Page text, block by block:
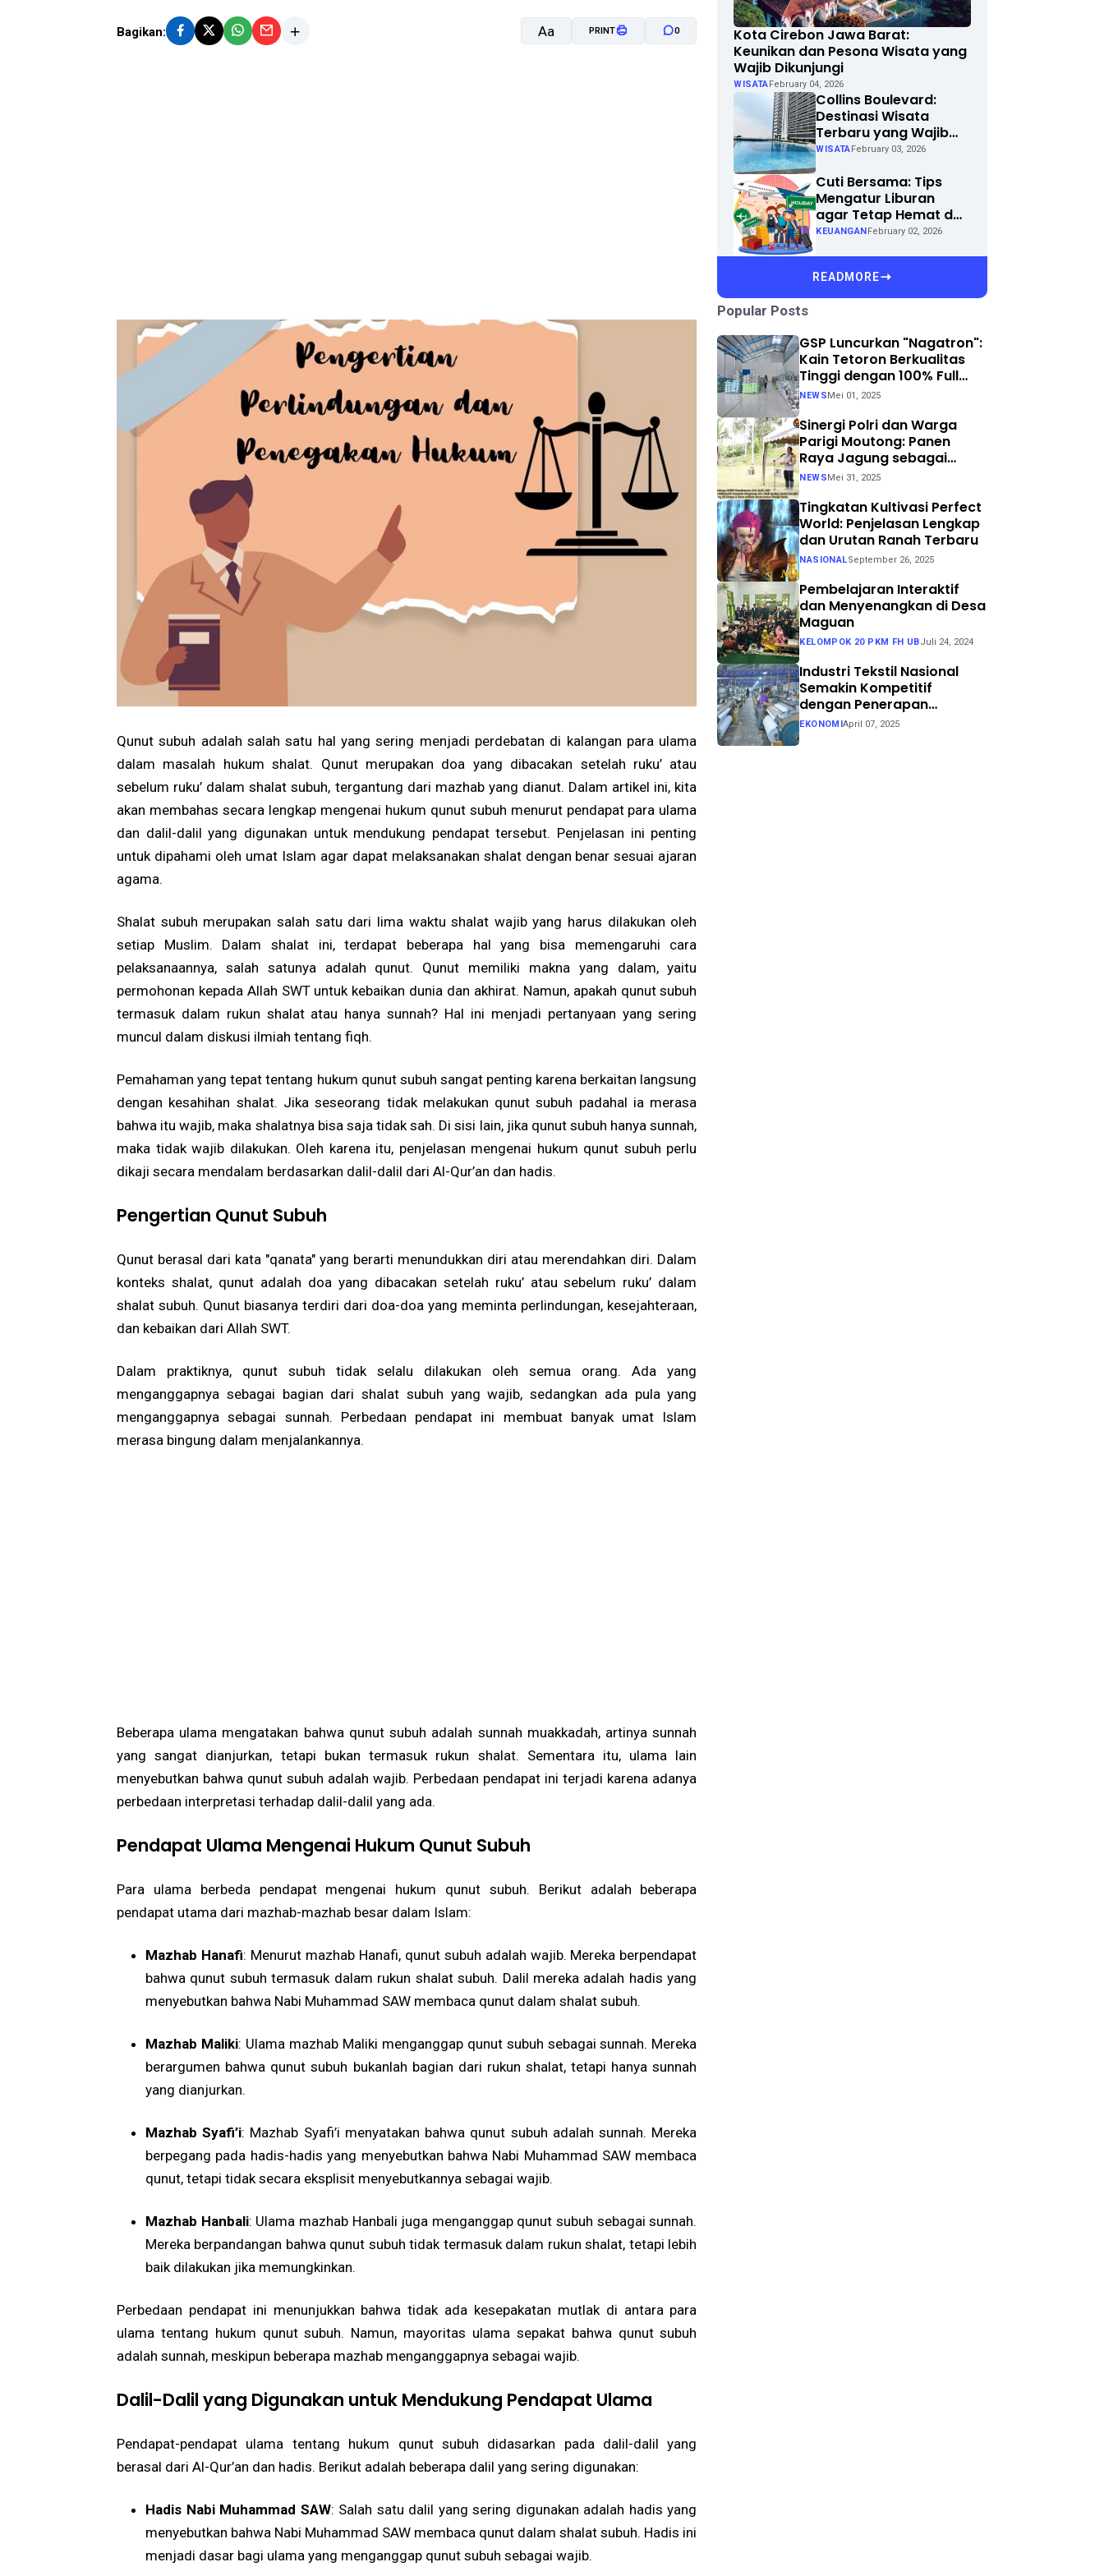
Bagikan: Aa PRINT 0
Qunut subuh adalah salah satu hal yang sering menjadi perdebatan di kalangan para ulama
dalam masalah hukum shalat. Qunut merupakan doa yang dibacakan setelah ruku’ atau
sebelum ruku’ dalam shalat subuh, tergantung dari mazhab yang dianut. Dalam artikel ini, kita
akan membahas secara lengkap mengenai hukum qunut subuh menurut pendapat para ulama
dan dalil-dalil yang digunakan untuk mendukung pendapat tersebut. Penjelasan ini penting
untuk dipahami oleh umat Islam agar dapat melaksanakan shalat dengan benar sesuai ajaran
agama.
Shalat subuh merupakan salah satu dari lima waktu shalat wajib yang harus dilakukan oleh
setiap Muslim. Dalam shalat ini, terdapat beberapa hal yang bisa memengaruhi cara
pelaksanaannya, salah satunya adalah qunut. Qunut memiliki makna yang dalam, yaitu
permohonan kepada Allah SWT untuk kebaikan dunia dan akhirat. Namun, apakah qunut subuh
termasuk dalam rukun shalat atau hanya sunnah? Hal ini menjadi pertanyaan yang sering
muncul dalam diskusi ilmiah tentang fiqh.
Pemahaman yang tepat tentang hukum qunut subuh sangat penting karena berkaitan langsung
dengan kesahihan shalat. Jika seseorang tidak melakukan qunut subuh padahal ia merasa
bahwa itu wajib, maka shalatnya bisa saja tidak sah. Di sisi lain, jika qunut subuh hanya sunnah,
maka tidak wajib dilakukan. Oleh karena itu, penjelasan mengenai hukum qunut subuh perlu
dikaji secara mendalam berdasarkan dalil-dalil dari Al-Qur’an dan hadis.
Pengertian Qunut Subuh
Qunut berasal dari kata "qanata" yang berarti menundukkan diri atau merendahkan diri. Dalam
konteks shalat, qunut adalah doa yang dibacakan setelah ruku’ atau sebelum ruku’ dalam
shalat subuh. Qunut biasanya terdiri dari doa-doa yang meminta perlindungan, kesejahteraan,
dan kebaikan dari Allah SWT.
Dalam praktiknya, qunut subuh tidak selalu dilakukan oleh semua orang. Ada yang
menganggapnya sebagai bagian dari shalat subuh yang wajib, sedangkan ada pula yang
menganggapnya sebagai sunnah. Perbedaan pendapat ini membuat banyak umat Islam
merasa bingung dalam menjalankannya.
Beberapa ulama mengatakan bahwa qunut subuh adalah sunnah muakkadah, artinya sunnah
yang sangat dianjurkan, tetapi bukan termasuk rukun shalat. Sementara itu, ulama lain
menyebutkan bahwa qunut subuh adalah wajib. Perbedaan pendapat ini terjadi karena adanya
perbedaan interpretasi terhadap dalil-dalil yang ada.
Pendapat Ulama Mengenai Hukum Qunut Subuh
Para ulama berbeda pendapat mengenai hukum qunut subuh. Berikut adalah beberapa
pendapat utama dari mazhab-mazhab besar dalam Islam:
Mazhab Hanafi: Menurut mazhab Hanafi, qunut subuh adalah wajib. Mereka berpendapat
bahwa qunut subuh termasuk dalam rukun shalat subuh. Dalil mereka adalah hadis yang
menyebutkan bahwa Nabi Muhammad SAW membaca qunut dalam shalat subuh.
Mazhab Maliki: Ulama mazhab Maliki menganggap qunut subuh sebagai sunnah. Mereka
berargumen bahwa qunut subuh bukanlah bagian dari rukun shalat, tetapi hanya sunnah
yang dianjurkan.
Mazhab Syafi’i: Mazhab Syafi’i menyatakan bahwa qunut subuh adalah sunnah. Mereka
berpegang pada hadis-hadis yang menyebutkan bahwa Nabi Muhammad SAW membaca
qunut, tetapi tidak secara eksplisit menyebutkannya sebagai wajib.
Mazhab Hanbali: Ulama mazhab Hanbali juga menganggap qunut subuh sebagai sunnah.
Mereka berpandangan bahwa qunut subuh tidak termasuk dalam rukun shalat, tetapi lebih
baik dilakukan jika memungkinkan.
Perbedaan pendapat ini menunjukkan bahwa tidak ada kesepakatan mutlak di antara para
ulama tentang hukum qunut subuh. Namun, mayoritas ulama sepakat bahwa qunut subuh
adalah sunnah, meskipun beberapa mazhab menganggapnya sebagai wajib.
Dalil-Dalil yang Digunakan untuk Mendukung Pendapat Ulama
Pendapat-pendapat ulama tentang hukum qunut subuh didasarkan pada dalil-dalil yang
berasal dari Al-Qur’an dan hadis. Berikut adalah beberapa dalil yang sering digunakan:
Hadis Nabi Muhammad SAW: Salah satu dalil yang sering digunakan adalah hadis yang
menyebutkan bahwa Nabi Muhammad SAW membaca qunut dalam shalat subuh. Hadis ini
menjadi dasar bagi ulama yang menganggap qunut subuh sebagai wajib.
Kota Cirebon Jawa Barat:
Keunikan dan Pesona Wisata yang
Wajib Dikunjungi
WISATA February 04, 2026
Collins Boulevard:
Destinasi Wisata
Terbaru yang Wajib
Dikunjungi di Kota
WISATA February 03, 2026
Cuti Bersama: Tips
Mengatur Liburan
agar Tetap Hemat dan
Menyenangkan
KEUANGAN February 02, 2026
READMORE
Popular Posts
GSP Luncurkan "Nagatron":
Kain Tetoron Berkualitas
Tinggi dengan 100% Full
Process
NEWS Mei 01, 2025
Sinergi Polri dan Warga
Parigi Moutong: Panen
Raya Jagung sebagai
Langkah Nyata Menuju
NEWS Mei 31, 2025
Tingkatan Kultivasi Perfect
World: Penjelasan Lengkap
dan Urutan Ranah Terbaru
NASIONALSeptember 26, 2025
Pembelajaran Interaktif
dan Menyenangkan di Desa
Maguan
KELOMPOK 20 PKM FH UBJuli 24, 2024
Industri Tekstil Nasional
Semakin Kompetitif
dengan Penerapan
Teknologi Air Jet Loom dan
EKONOMIApril 07, 2025